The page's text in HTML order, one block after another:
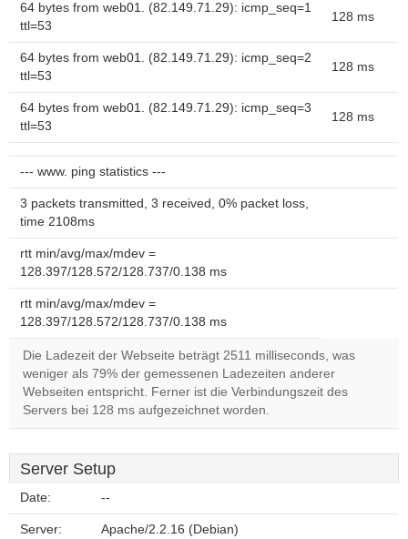
64 bytes from web01. (82.149.71.29): icmp_seq=1
ttl=53
128 ms
64 bytes from web01. (82.149.71.29): icmp_seq=2
ttl=53
128 ms
64 bytes from web01. (82.149.71.29): icmp_seq=3
ttl=53
128 ms
--- www. ping statistics ---
3 packets transmitted, 3 received, 0% packet loss,
time 2108ms
rtt min/avg/max/mdev =
128.397/128.572/128.737/0.138 ms
rtt min/avg/max/mdev =
128.397/128.572/128.737/0.138 ms
Die Ladezeit der Webseite beträgt 2511 milliseconds, was
weniger als 79% der gemessenen Ladezeiten anderer
Webseiten entspricht. Ferner ist die Verbindungszeit des
Servers bei 128 ms aufgezeichnet worden.
Server Setup
Date: --
Server: Apache/2.2.16 (Debian)